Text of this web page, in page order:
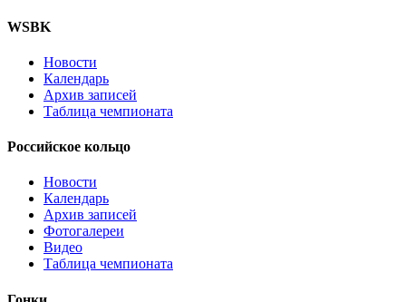
WSBK
Новости
Календарь
Архив записей
Таблица чемпионата
Российское кольцо
Новости
Календарь
Архив записей
Фотогалереи
Видео
Таблица чемпионата